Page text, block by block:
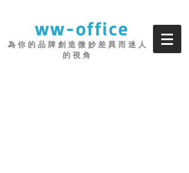
ww-office
為 你 的 品 牌 創 造 微 妙 差 異 而 迷 人
的 視 角